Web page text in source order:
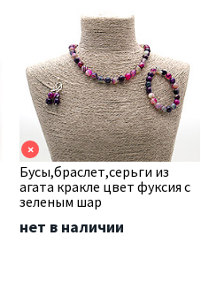
×
Бусы,браслет,серьги из
агата кракле цвет фуксия с
зеленым шар
нет в наличии